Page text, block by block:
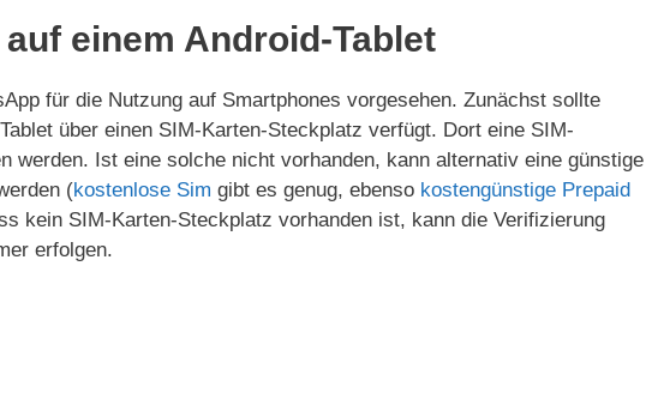
einem Android-Tablet
für die Nutzung auf Smartphones vorgesehen. Zunächst sollte
über einen SIM-Karten-Steckplatz verfügt. Dort eine SIM-
werden. Ist eine solche nicht vorhanden, kann alternativ eine günstige
(kostenlose Sim gibt es genug, ebenso kostengünstige Prepaid
kein SIM-Karten-Steckplatz vorhanden ist, kann die Verifizierung
erfolgen.